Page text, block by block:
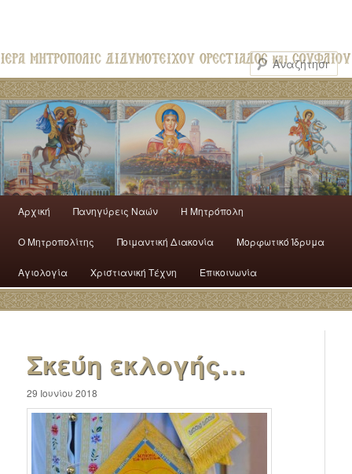
Αρχική Πανηγύρεις Ναών H Mητρόπολη
Ο Mητροπολίτης Ποιμαντική Διακονία Μορφωτικό Ίδρυμα
Αγιολογία Χριστιανική Τέχνη Επικοινωνία
Σκεύη εκλογής…
29 Ιουνίου 2018